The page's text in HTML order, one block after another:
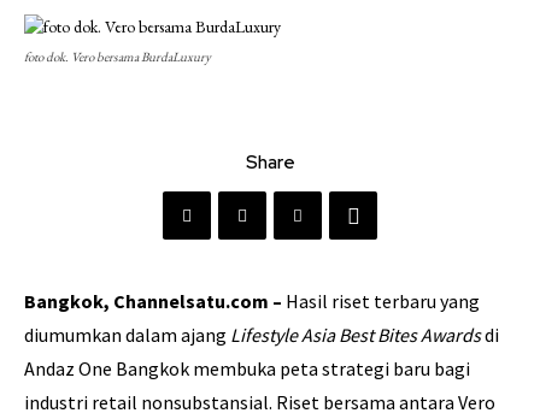
foto dok. Vero bersama BurdaLuxury
Share
Bangkok, Channelsatu.com – Hasil riset terbaru yang
diumumkan dalam ajang Lifestyle Asia Best Bites Awardsdi
Andaz One Bangkok membuka peta strategi baru bagi
industri retail nonsubstansial. Riset bersama antara Vero